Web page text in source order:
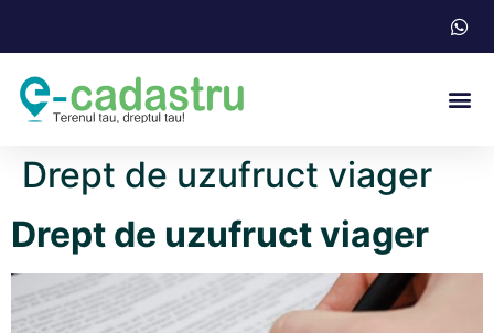
Drept de uzufruct viager
Drept de uzufruct viager